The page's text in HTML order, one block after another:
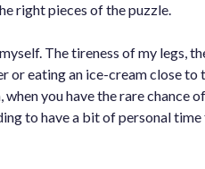
right pieces of the puzzle.
The tireness of my legs,
eating an ice-cream close to
you have the rare chance
to have a bit of personal